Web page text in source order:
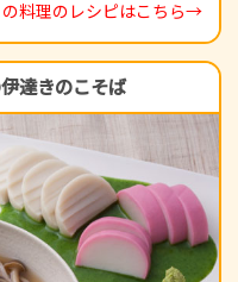
の料理のレシピはこちら→
達きのこそば